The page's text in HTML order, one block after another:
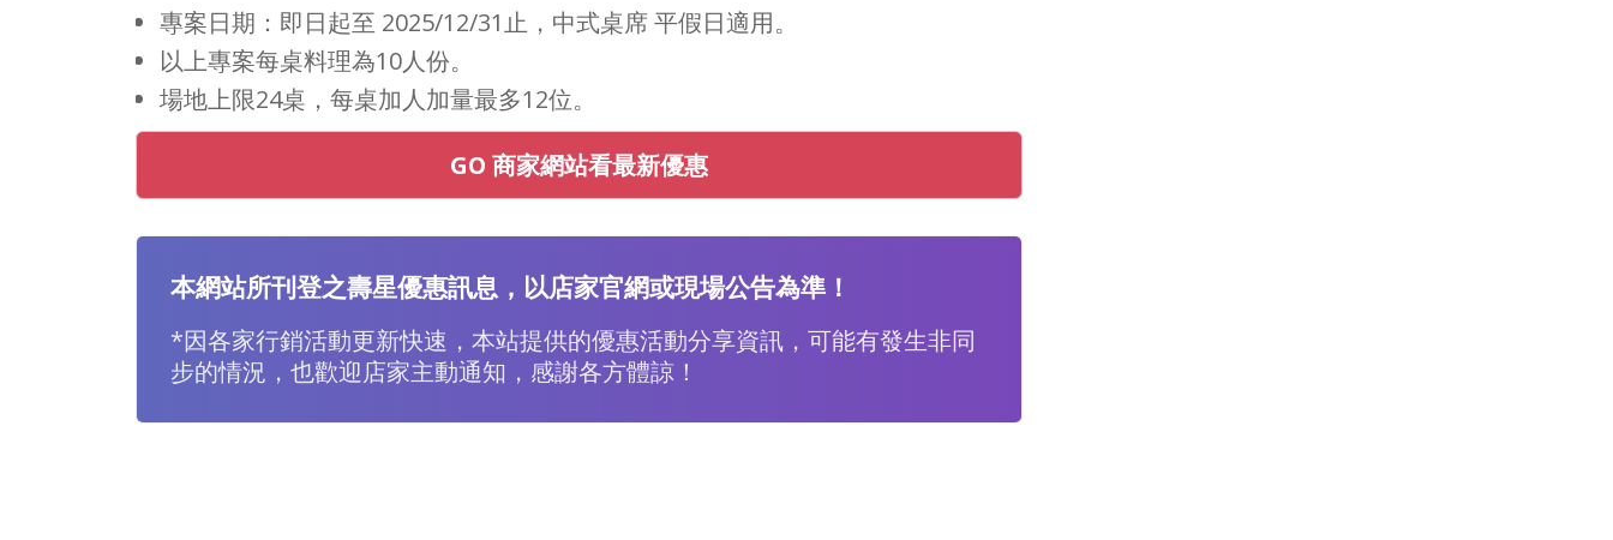
專案日期：即日起至 2025/12/31止，中式桌席 平假日適用。
以上專案每桌料理為10人份。
場地上限24桌，每桌加人加量最多12位。
GO 商家網站看最新優惠
本網站所刊登之壽星優惠訊息，以店家官網或現場公告為準！
*因各家行銷活動更新快速，本站提供的優惠活動分享資訊，可能有發生非同
步的情況，也歡迎店家主動通知，感謝各方體諒！